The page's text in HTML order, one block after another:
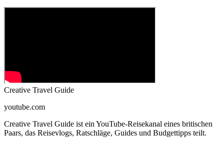
Creative Travel Guide
youtube.com
Creative Travel Guide ist ein YouTube-Reisekanal eines britischen
Paars, das Reisevlogs, Ratschläge, Guides und Budgettipps teilt.